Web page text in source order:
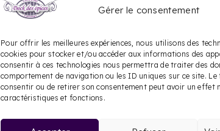
Gérer le consentement
Pour offrir les meilleures expériences, nous utilisons des
cookies pour stocker et/ou accéder aux informations des
consentir à ces technologies nous permettra de traiter des
comportement de navigation ou les ID uniques sur ce site. Le
consentir ou de retirer son consentement peut avoir un effet
caractéristiques et fonctions.
location_on
20 Rue Saint-James